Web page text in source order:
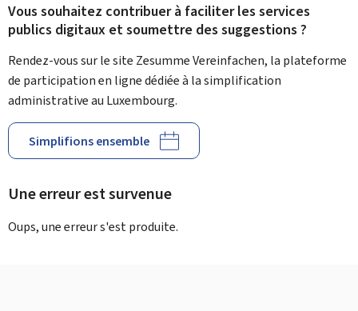
Vous souhaitez contribuer à faciliter les services
publics digitaux et soumettre des suggestions ?
Rendez-vous sur le site Zesumme Vereinfachen, la plateforme
de participation en ligne dédiée à la simplification
administrative au Luxembourg.
Simplifions ensemble
Une erreur est survenue
Oups, une erreur s'est produite.